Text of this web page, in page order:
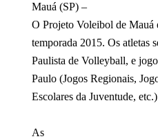
Mauá (SP) –
O Projeto Voleibol de Mauá
temporada 2015. Os atletas
Paulista de Volleyball, e
Paulo (Jogos Regionais,
Escolares da Juventude, etc.)
As